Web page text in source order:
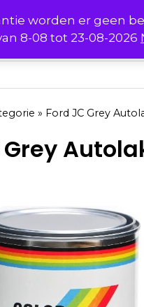
worden er geen
8-08 tot 23-08-2026
0
» Ford JC Grey
Grey